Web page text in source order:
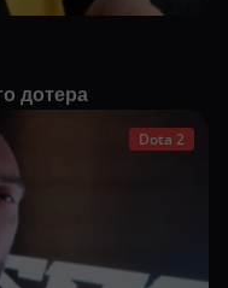
дотера
Dota 2